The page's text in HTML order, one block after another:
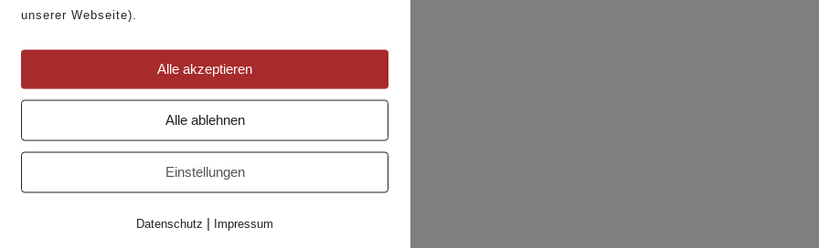
Versand- und Zahlungsbedingungen
Datenschutz
SOCIAL MEDIA
Pinterest
Facebook
unserer Webseite).
Alle akzeptieren
Alle ablehnen
Einstellungen
Datenschutz Impressum